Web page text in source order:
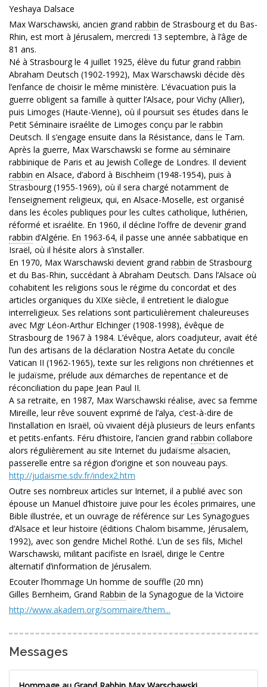
Yeshaya Dalsace
Max Warschawski, ancien grand rabbin de Strasbourg et du Bas-
Rhin, est mort à Jérusalem, mercredi 13 septembre, à l’âge de
81 ans.
Né à Strasbourg le 4 juillet 1925, élève du futur grand rabbin
Abraham Deutsch (1902-1992), Max Warschawski décide dès
l’enfance de choisir le même ministère. L’évacuation puis la
guerre obligent sa famille à quitter l’Alsace, pour Vichy (Allier),
puis Limoges (Haute-Vienne), où il poursuit ses études dans le
Petit Séminaire israélite de Limoges conçu par le rabbin
Deutsch. Il s’engage ensuite dans la Résistance, dans le Tarn.
Après la guerre, Max Warschawski se forme au séminaire
rabbinique de Paris et au Jewish College de Londres. Il devient
rabbin en Alsace, d’abord à Bischheim (1948-1954), puis à
Strasbourg (1955-1969), où il sera chargé notamment de
l’enseignement religieux, qui, en Alsace-Moselle, est organisé
dans les écoles publiques pour les cultes catholique, luthérien,
réformé et israélite. En 1960, il décline l’offre de devenir grand
rabbin d’Algérie. En 1963-64, il passe une année sabbatique en
Israël, où il hésite alors à s’installer.
En 1970, Max Warschawski devient grand rabbin de Strasbourg
et du Bas-Rhin, succédant à Abraham Deutsch. Dans l’Alsace où
cohabitent les religions sous le régime du concordat et des
articles organiques du XIXe siècle, il entretient le dialogue
interreligieux. Ses relations sont particulièrement chaleureuses
avec Mgr Léon-Arthur Elchinger (1908-1998), évêque de
Strasbourg de 1967 à 1984. L’évêque, alors coadjuteur, avait été
l’un des artisans de la déclaration Nostra Aetate du concile
Vatican II (1962-1965), texte sur les religions non chrétiennes et
le judaïsme, prélude aux démarches de repentance et de
réconciliation du pape Jean Paul II.
A sa retraite, en 1987, Max Warschawski réalise, avec sa femme
Mireille, leur rêve souvent exprimé de l’alya, c’est-à-dire de
l’installation en Israël, où vivaient déjà plusieurs de leurs enfants
et petits-enfants. Féru d’histoire, l’ancien grand rabbin collabore
alors régulièrement au site Internet du judaïsme alsacien,
passerelle entre sa région d’origine et son nouveau pays.
http://judaisme.sdv.fr/index2.htm
Outre ses nombreux articles sur Internet, il a publié avec son
épouse un Manuel d’histoire juive pour les écoles primaires, une
Bible illustrée, et un ouvrage de référence sur Les Synagogues
d’Alsace et leur histoire (éditions Chalom bisamme, Jérusalem,
1992), avec son gendre Michel Rothé. L’un de ses fils, Michel
Warschawski, militant pacifiste en Israël, dirige le Centre
alternatif d’information de Jérusalem.
Ecouter l’hommage Un homme de souffle (20 mn)
Gilles Bernheim, Grand Rabbin de la Synagogue de la Victoire
http://www.akadem.org/sommaire/them...
Messages